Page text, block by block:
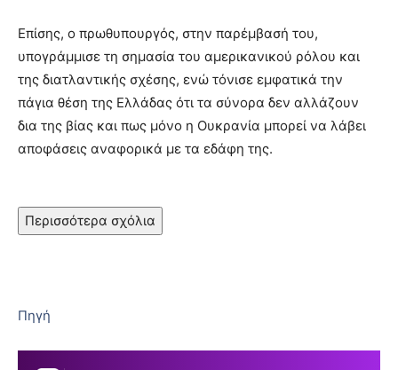
Επίσης, ο πρωθυπουργός, στην παρέμβασή του,
υπογράμμισε τη σημασία του αμερικανικού ρόλου και
της διατλαντικής σχέσης, ενώ τόνισε εμφατικά την
πάγια θέση της Ελλάδας ότι τα σύνορα δεν αλλάζουν
δια της βίας και πως μόνο η Ουκρανία μπορεί να λάβει
αποφάσεις αναφορικά με τα εδάφη της.
Περισσότερα σχόλια
Πηγή